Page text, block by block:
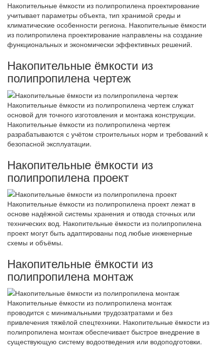
Накопительные ёмкости из полипропилена проектирование
учитывает параметры объекта, тип хранимой среды и
климатические особенности региона. Накопительные ёмкости
из полипропилена проектирование направлены на создание
функциональных и экономически эффективных решений.
Накопительные ёмкости из
полипропилена чертеж
Накопительные ёмкости из полипропилена чертеж служат
основой для точного изготовления и монтажа конструкции.
Накопительные ёмкости из полипропилена чертеж
разрабатываются с учётом строительных норм и требований к
безопасной эксплуатации.
Накопительные ёмкости из
полипропилена проект
Накопительные ёмкости из полипропилена проект лежат в
основе надёжной системы хранения и отвода сточных или
технических вод. Накопительные ёмкости из полипропилена
проект могут быть адаптированы под любые инженерные
схемы и объёмы.
Накопительные ёмкости из
полипропилена монтаж
Накопительные ёмкости из полипропилена монтаж
проводится с минимальными трудозатратами и без
привлечения тяжёлой спецтехники. Накопительные ёмкости из
полипропилена монтаж обеспечивает быстрое внедрение в
существующую систему водоотведения или водоподготовки.